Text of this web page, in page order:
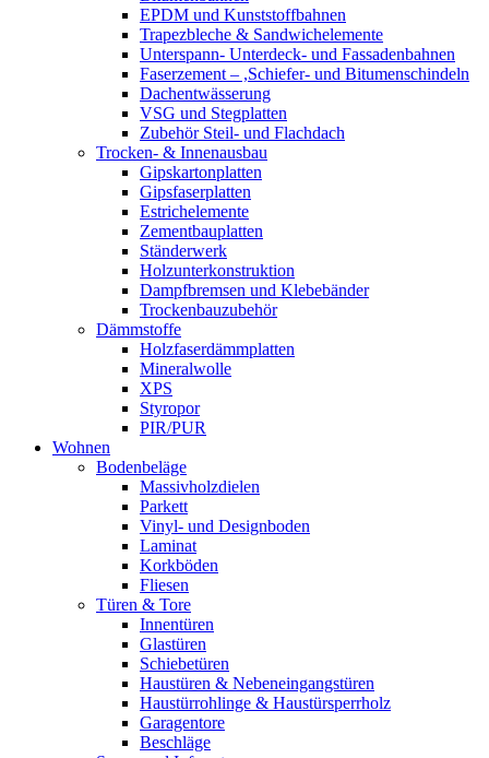
EPDM und Kunststoffbahnen
Trapezbleche & Sandwichelemente
Unterspann- Unterdeck- und Fassadenbahnen
Faserzement – ,Schiefer- und Bitumenschindeln
Dachentwässerung
VSG und Stegplatten
Zubehör Steil- und Flachdach
Trocken- & Innenausbau
Gipskartonplatten
Gipsfaserplatten
Estrichelemente
Zementbauplatten
Ständerwerk
Holzunterkonstruktion
Dampfbremsen und Klebebänder
Trockenbauzubehör
Dämmstoffe
Holzfaserdämmplatten
Mineralwolle
XPS
Styropor
PIR/PUR
Wohnen
Bodenbeläge
Massivholzdielen
Parkett
Vinyl- und Designboden
Laminat
Korkböden
Fliesen
Türen & Tore
Innentüren
Glastüren
Schiebetüren
Haustüren & Nebeneingangstüren
Haustürrohlinge & Haustürsperrholz
Garagentore
Beschläge